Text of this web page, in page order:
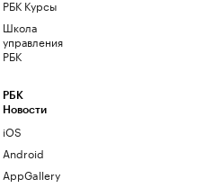
РБК Курсы
Школа
управления
РБК
РБК
Новости
iOS
Android
AppGallery